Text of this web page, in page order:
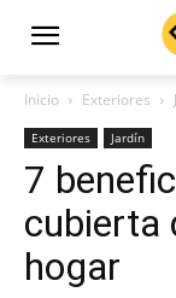
Inicio Exteriores
Exteriores Jardín
7
cubierta
hogar